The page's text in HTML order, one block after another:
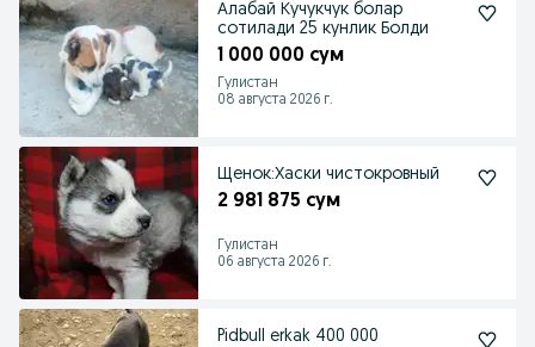
Алабай Кучукчук болар
сотилади 25 кунлик Болди
1 000 000 сум
Гулистан
08 августа 2026 г.
Щенок:Хаски чистокровный
2 981 875 сум
Гулистан
06 августа 2026 г.
Pidbull erkak 400 000